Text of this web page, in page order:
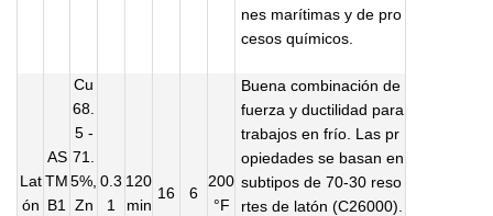
nes marítimas y de pro
cesos químicos.
Lat
ón
AS
TM
B1
Cu
68.
5 -
71.
5%,
Zn
0.3
1
120
min
16 6
200
°F
Buena combinación de
fuerza y ductilidad para
trabajos en frío. Las pr
opiedades se basan en
subtipos de 70-30 reso
rtes de latón (C26000).